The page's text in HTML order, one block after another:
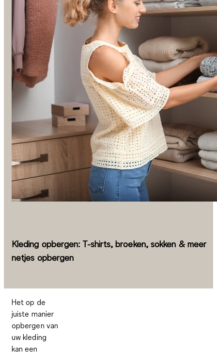
Kleding opbergen: T-shirts, broeken, sokken & meer
netjes opbergen
Het op de
juiste manier
opbergen van
uw kleding
kan een